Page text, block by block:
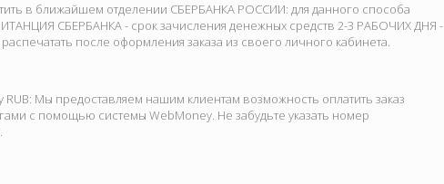
в ближайшем отделении СБЕРБАНКА РОССИИ: для данного способа
СБЕРБАНКА - срок зачисления денежных средств 2-3 РАБОЧИХ ДНЯ -
после оформления заказа из своего личного кабинета.
RUB: Мы предоставляем нашим клиентам возможность оплатить заказ
с помощью системы WebMoney. Не забудьте указать номер